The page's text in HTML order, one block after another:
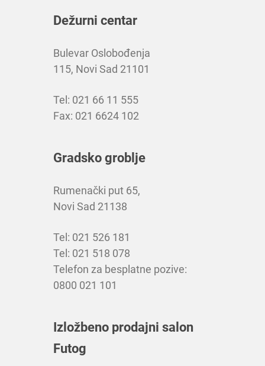
Dežurni centar
Bulevar Oslobođenja
115, Novi Sad 21101
Tel: 021 66 11 555
Fax: 021 6624 102
Gradsko groblje
Rumenački put 65,
Novi Sad 21138
Tel: 021 526 181
Tel: 021 518 078
Telefon za besplatne pozive:
0800 021 101
Izložbeno prodajni salon
Futog